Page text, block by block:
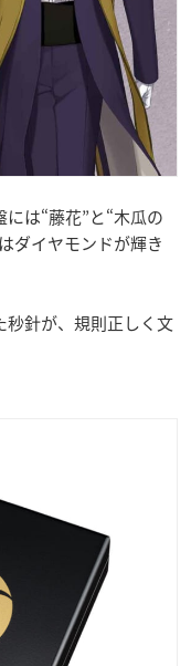
は“藤花”と“木瓜の
ダイヤモンドが輝き
秒針が、規則正しく文